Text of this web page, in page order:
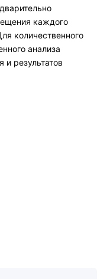
каждого
количественного
анализа
результатов